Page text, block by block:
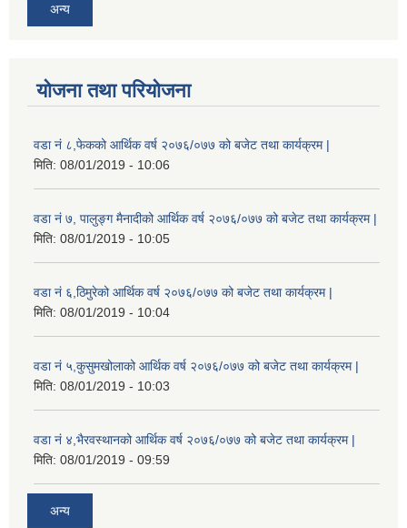
अन्य
योजना तथा परियोजना
वडा नं ८,फेकको आर्थिक वर्ष २०७६/०७७ को बजेट तथा कार्यक्रम |
मिति: 08/01/2019 - 10:06
वडा नं ७, पालुङ्ग मैनादीको आर्थिक वर्ष २०७६/०७७ को बजेट तथा कार्यक्रम |
मिति: 08/01/2019 - 10:05
वडा नं ६,ठिमुरेको आर्थिक वर्ष २०७६/०७७ को बजेट तथा कार्यक्रम |
मिति: 08/01/2019 - 10:04
वडा नं ५,कुसुमखोलाको आर्थिक वर्ष २०७६/०७७ को बजेट तथा कार्यक्रम |
मिति: 08/01/2019 - 10:03
वडा नं ४,भैरवस्थानको आर्थिक वर्ष २०७६/०७७ को बजेट तथा कार्यक्रम |
मिति: 08/01/2019 - 09:59
अन्य